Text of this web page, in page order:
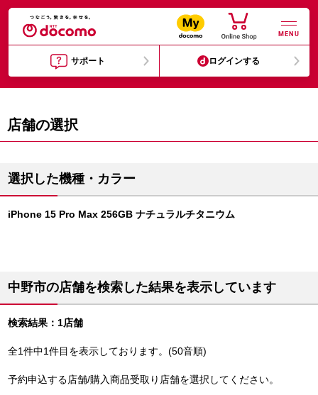
MENU
サポート ログインする
店舗の選択
選択した機種・カラー
iPhone 15 Pro Max 256GB ナチュラルチタニウム
中野市の店舗を検索した結果を表示しています
検索結果：1店舗
全1件中1件目を表示しております。(50音順)
予約申込する店舗/購入商品受取り店舗を選択してください。